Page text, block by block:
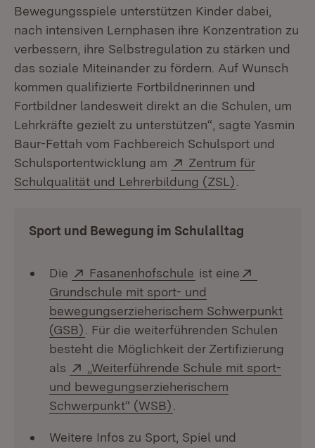
Bewegungsspiele unterstützen Kinder dabei,
nach intensiven Lernphasen ihre Konzentration zu
verbessern, ihre Selbstregulation zu stärken und
das soziale Miteinander zu fördern. Auf Wunsch
kommen qualifizierte Fortbildnerinnen und
Fortbildner landesweit direkt an die Schulen, um
Lehrkräfte gezielt zu unterstützen“, sagte Yasmin
Baur-Fettah vom Fachbereich Schulsport und
Schulsportentwicklung am
Extern:
Zentrum für
Schulqualität und Lehrerbildung (ZSL)
Sport und Bewegung im Schulalltag
Die Extern:
Fasanenhofschule (Öffnet in neuem
ist eine
Grundschule mit sport- und
bewegungserzieherischem Schwerpunkt
(GSB) (Öffnet in neuem Fenster)
. Für die weiterführenden Schulen
besteht die Möglichkeit der Zertifizierung
als
Extern:
„Weiterführende Schule mit sport-
und bewegungserzieherischem
Schwerpunkt“ (WSB)
Weitere Infos zu Sport, Spiel und